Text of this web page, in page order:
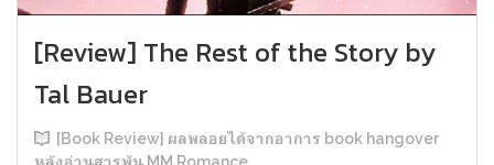
[Review] The Rest of the Story by
Tal Bauer
[Book Review] ผลพลอยได้จากอาการ book hangover